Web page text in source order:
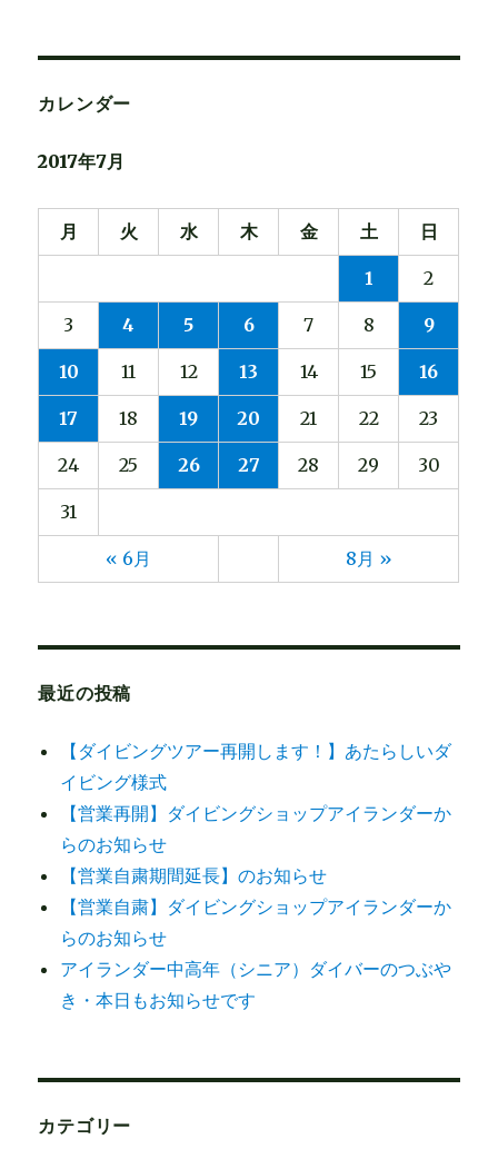
シ
ョ
ン
象:
カレンダー
2017年7月
月 火 水 木 金 土 日
« 6月 8月 »
1 2
3 4 5 6 7 8 9
10 11 12 13 14 15 16
17 18 19 20 21 22 23
24 25 26 27 28 29 30
31
最近の投稿
【ダイビングツアー再開します！】あたらしいダ
イビング様式
【営業再開】ダイビングショップアイランダーか
らのお知らせ
【営業自粛期間延長】のお知らせ
【営業自粛】ダイビングショップアイランダーか
らのお知らせ
アイランダー中高年（シニア）ダイバーのつぶや
き・本日もお知らせです
カテゴリー